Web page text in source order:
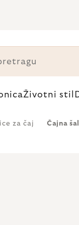
Životni stil
za čaj Čajna